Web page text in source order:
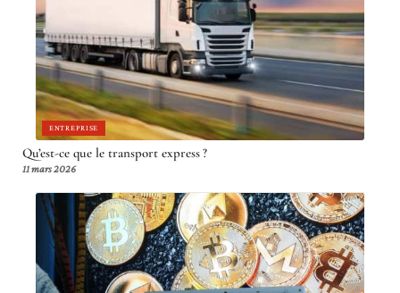
ENTREPRISE
Qu’est-ce que le transport express ?
11 mars 2026